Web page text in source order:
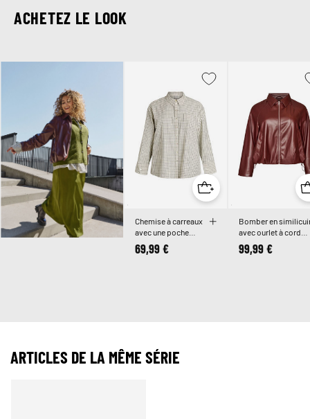
ACHETEZ LE LOOK
Chemise à carreaux
avec une poche
poitrine
69,99 €
Bomber en
avec ourlet à cordon
de serrage
99,99 €
ARTICLES DE LA MÊME SÉRIE